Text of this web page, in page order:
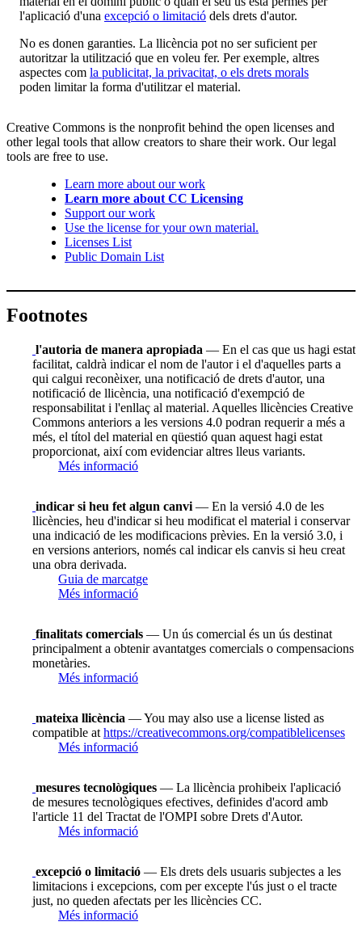
l'aplicació d'una excepció o limitació dels drets d'autor.
No es donen garanties. La llicència pot no ser suficient per
autoritzar la utilització que en voleu fer. Per exemple, altres
aspectes com la publicitat, la privacitat, o els drets morals
poden limitar la forma d'utilitzar el material.
Creative Commons is the nonprofit behind the open licenses and
other legal tools that allow creators to share their work. Our legal
tools are free to use.
Learn more about our work
Learn more about CC Licensing
Support our work
Use the license for your own material.
Licenses List
Public Domain List
Footnotes
l'autoria de manera apropiada — En el cas que us hagi estat
facilitat, caldrà indicar el nom de l'autor i el d'aquelles parts a
qui calgui reconèixer, una notificació de drets d'autor, una
notificació de llicència, una notificació d'exempció de
responsabilitat i l'enllaç al material. Aquelles llicències Creative
Commons anteriors a les versions 4.0 podran requerir a més a
més, el títol del material en qüestió quan aquest hagi estat
proporcionat, així com evidenciar altres lleus variants.
Més informació
indicar si heu fet algun canvi — En la versió 4.0 de les
llicències, heu d'indicar si heu modificat el material i conservar
una indicació de les modificacions prèvies. En la versió 3.0, i
en versions anteriors, només cal indicar els canvis si heu creat
una obra derivada.
Guia de marcatge
Més informació
finalitats comercials — Un ús comercial és un ús destinat
principalment a obtenir avantatges comercials o compensacions
monetàries.
Més informació
mateixa llicència — You may also use a license listed as
compatible at https://creativecommons.org/compatiblelicenses
Més informació
mesures tecnològiques — La llicència prohibeix l'aplicació
de mesures tecnològiques efectives, definides d'acord amb
l'article 11 del Tractat de l'OMPI sobre Drets d'Autor.
Més informació
excepció o limitació — Els drets dels usuaris subjectes a les
limitacions i excepcions, com per excepte l'ús just o el tracte
just, no queden afectats per les llicències CC.
Més informació